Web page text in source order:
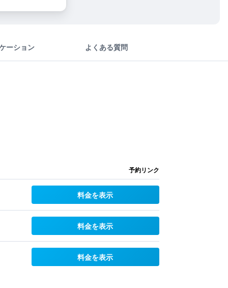
ーション よくある質問
予約リンク
料金を表示
料金を表示
料金を表示